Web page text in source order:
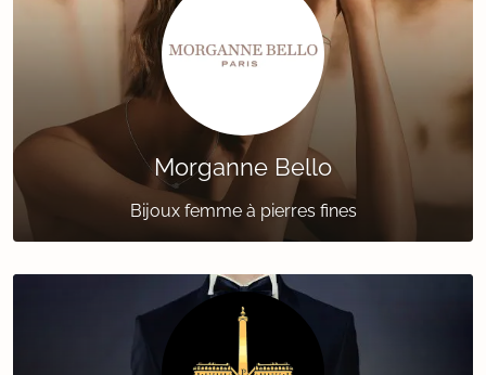
Morganne Bello
Bijoux femme à pierres fines